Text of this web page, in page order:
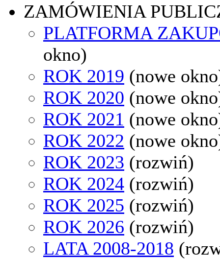
ZAMÓWIENIA
PLATFORMA
okno)
ROK 2019 (nowe
ROK 2020 (nowe
ROK 2021 (nowe
ROK 2022 (nowe
ROK 2023 (rozwiń)
ROK 2024 (rozwiń)
ROK 2025 (rozwiń)
ROK 2026 (rozwiń)
LATA 2008-2018